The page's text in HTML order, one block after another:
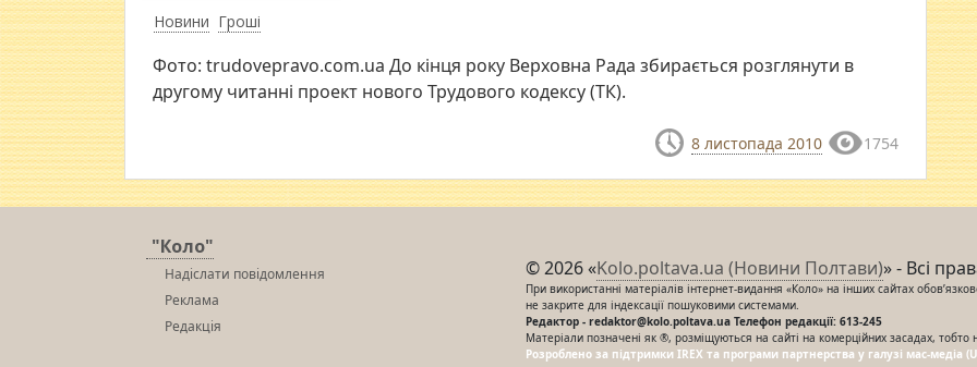
Новини Гроші
Фото: trudovepravo.com.ua До кінця року Верховна Рада збирається розглянути в
другому читанні проект нового Трудового кодексу (ТК).
8 листопада 2010 1754
"Коло"
Надіслати повідомлення
Реклама
Редакція
© 2026 «Kolo.poltava.ua (Новини Полтави)» - Всі
При використанні матеріалів інтернет-видання «Коло» на інших сайтах
не закрите для індексації пошуковими системами.
Редактор - redaktor@kolo.poltava.ua Телефон редакції: 613-245
Матеріали позначені як ®, розміщуються на сайті на комерційних засадах, тобто
Розроблено за підтримки IREX та програми партнерства у галузі мас-медіа